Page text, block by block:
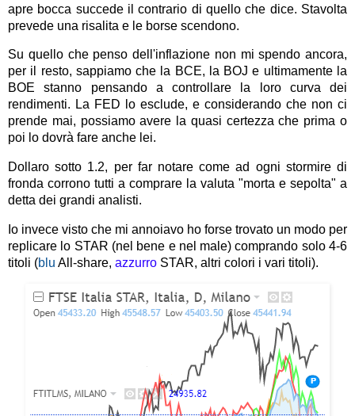
apre bocca succede il contrario di quello che dice. Stavolta
prevede una risalita e le borse scendono.
Su quello che penso dell'inflazione non mi spendo ancora,
per il resto, sappiamo che la BCE, la BOJ e ultimamente la
BOE stanno pensando a controllare la loro curva dei
rendimenti. La FED lo esclude, e considerando che non ci
prende mai, possiamo avere la quasi certezza che prima o
poi lo dovrà fare anche lei.
Dollaro sotto 1.2, per far notare come ad ogni stormire di
fronda corrono tutti a comprare la valuta "morta e sepolta" a
detta dei grandi analisti.
Io invece visto che mi annoiavo ho forse trovato un modo per
replicare lo STAR (nel bene e nel male) comprando solo 4-6
titoli (blu All-share, azzurro STAR, altri colori i vari titoli).